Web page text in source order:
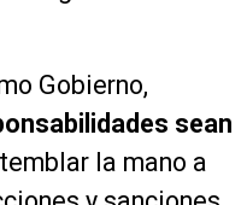
Gobierno,
sean
la mano a